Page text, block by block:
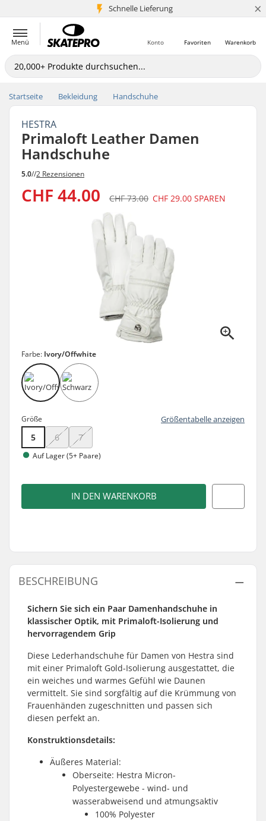
Schnelle Lieferung
5+ Mio. Kunden ×
Menü Warenkorb
Favoriten
Konto
Startseite Bekleidung Handschuhe
HESTRA
Primaloft Leather Damen
Handschuhe
5.0//2 Rezensionen
CHF 44.00 CHF 73.00 CHF 29.00 SPAREN
Farbe: Ivory/Offwhite
Größe Größentabelle anzeigen
5 6 7
Auf Lager (5+ Paare)
IN DEN WARENKORB
BESCHREIBUNG
Sichern Sie sich ein Paar Damenhandschuhe in
klassischer Optik, mit Primaloft-Isolierung und
hervorragendem Grip
Diese Lederhandschuhe für Damen von Hestra sind
mit einer Primaloft Gold-Isolierung ausgestattet, die
ein weiches und warmes Gefühl wie Daunen
vermittelt. Sie sind sorgfältig auf die Krümmung von
Frauenhänden zugeschnitten und passen sich
diesen perfekt an.
Konstruktionsdetails:
Äußeres Material:
Oberseite: Hestra Micron-
Polyestergewebe - wind- und
wasserabweisend und atmungsaktiv
100% Polyester